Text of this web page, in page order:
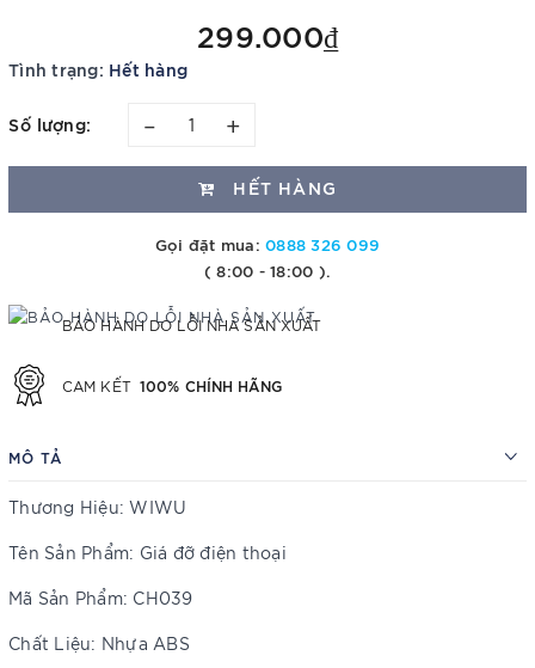
299.000₫
Tình trạng: Hết hàng
Số lượng: – +
HẾT HÀNG
Gọi đặt mua:0888 326 099
( 8:00 - 18:00 ).
BẢO HÀNH DO LỖI NHÀ SẢN XUẤT
CAM KẾT 100% CHÍNH HÃNG
MÔ TẢ
Thương Hiệu: WIWU
Tên Sản Phẩm: Giá đỡ điện thoại
Mã Sản Phẩm: CH039
Chất Liệu: Nhựa ABS